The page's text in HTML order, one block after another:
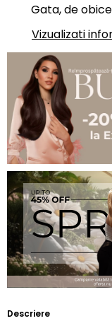
Gata, de
Vizualizati
Descriere